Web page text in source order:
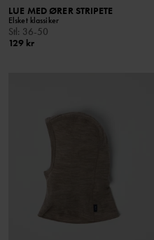
LUE MED ØRER STRIPETE
Elsket klassiker
Stl: 36-50
129 kr